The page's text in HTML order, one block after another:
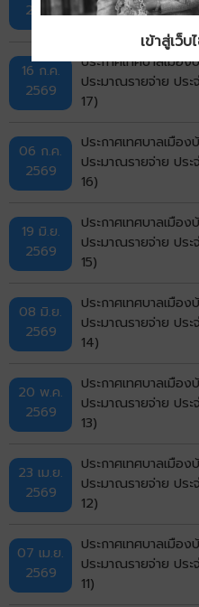
2569
18)
16 ก.ค.
2569
ประกาศเทศบาลเมือ
ประมาณรายจ่าย ปร
17)
06 ก.ค.
2569
ประกาศเทศบาลเมือ
ประมาณรายจ่าย ปร
16)
19 มิ.ย.
2569
ประกาศเทศบาลเมือ
ประมาณรายจ่าย ปร
15)
08 มิ.ย.
2569
ประกาศเทศบาลเมือ
ประมาณรายจ่าย ปร
14)
20 พ.ค.
2569
ประกาศเทศบาลเมือ
ประมาณรายจ่าย ปร
13)
23 เม.ย.
2569
ประกาศเทศบาลเมือ
ประมาณรายจ่าย ปร
12)
07 เม.ย.
2569
ประกาศเทศบาลเมือ
ประมาณรายจ่าย ปร
11)
เข้าสู่เว็